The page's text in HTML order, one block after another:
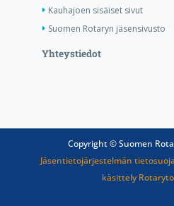
Kauhajoen sisäiset sivut
Suomen Rotaryn jäsensivusto
Yhteystiedot
Copyright © Suomen
Jäsentietojärjestelmän
käsittely